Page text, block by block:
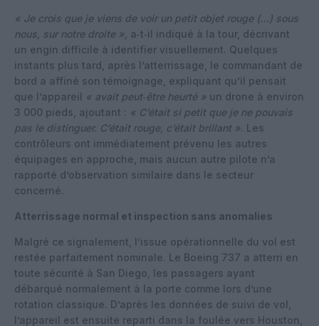
« Je crois que je viens de voir un petit objet rouge (…) sous
nous, sur notre droite », a‑t‑il indiqué à la tour, décrivant
un engin difficile à identifier visuellement. Quelques
instants plus tard, après l’atterrissage, le commandant de
bord a affiné son témoignage, expliquant qu’il pensait
que l’appareil « avait peut‑être heurté » un drone à environ
3 000 pieds, ajoutant : « C’était si petit que je ne pouvais
pas le distinguer. C’était rouge, c’était brillant ». Les
contrôleurs ont immédiatement prévenu les autres
équipages en approche, mais aucun autre pilote n’a
rapporté d’observation similaire dans le secteur
concerné.
Atterrissage normal et inspection sans anomalies
Malgré ce signalement, l’issue opérationnelle du vol est
restée parfaitement nominale. Le Boeing 737 a atterri en
toute sécurité à San Diego, les passagers ayant
débarqué normalement à la porte comme lors d’une
rotation classique. D’après les données de suivi de vol,
l’appareil est ensuite reparti dans la foulée vers Houston,